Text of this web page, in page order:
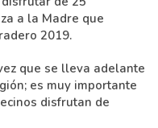
a la Madre que
2019.
que se lleva adelante
es muy importante
disfrutan de